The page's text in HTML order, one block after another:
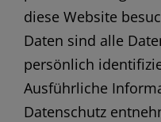
diese Website
Daten sind alle
persönlich
Ausführliche
Datenschutz